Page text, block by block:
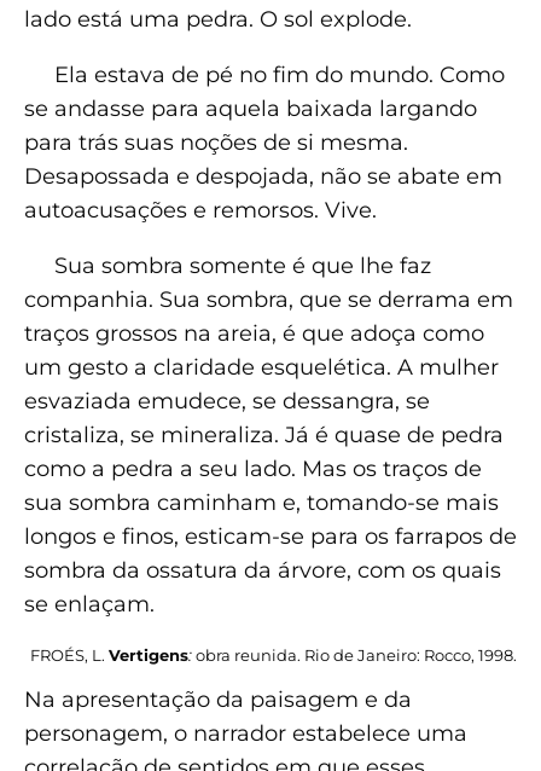
lado está uma pedra. O sol explode.
Ela estava de pé no fim do mundo. Como
se andasse para aquela baixada largando
para trás suas noções de si mesma.
Desapossada e despojada, não se abate em
autoacusações e remorsos. Vive.
Sua sombra somente é que lhe faz
companhia. Sua sombra, que se derrama em
traços grossos na areia, é que adoça como
um gesto a claridade esquelética. A mulher
esvaziada emudece, se dessangra, se
cristaliza, se mineraliza. Já é quase de pedra
como a pedra a seu lado. Mas os traços de
sua sombra caminham e, tomando-se mais
longos e finos, esticam-se para os farrapos de
sombra da ossatura da árvore, com os quais
se enlaçam.
FROÉS, L. Vertigens:obra reunida. Rio de Janeiro: Rocco, 1998.
Na apresentação da paisagem e da
personagem, o narrador estabelece uma